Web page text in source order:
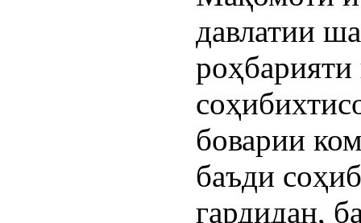
давлатии
боварии
баъди
гардидан,